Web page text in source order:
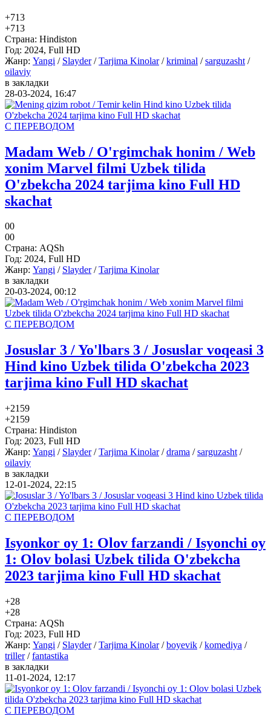
+713
+713
Страна: Hindiston
Год: 2024, Full HD
Жанр: Yangi / Slayder/Tarjima Kinolar/kriminal /sarguzasht /
oilaviy
в закладки
28-03-2024, 16:47
С ПЕРЕВОДОМ
Madam Web / O'rgimchak honim / Web
xonim Marvel filmi Uzbek tilida
O'zbekcha 2024 tarjima kino Full HD
skachat
00
00
Страна: AQSh
Год: 2024, Full HD
Жанр: Yangi / Slayder/Tarjima Kinolar
в закладки
20-03-2024, 00:12
С ПЕРЕВОДОМ
Josuslar 3 / Yo'lbars 3 / Josuslar voqeasi 3
Hind kino Uzbek tilida O'zbekcha 2023
tarjima kino Full HD skachat
+21 59
+21 59
Страна: Hindiston
Год: 2023, Full HD
Жанр: Yangi / Slayder/Tarjima Kinolar/drama /sarguzasht /
oilaviy
в закладки
12-01-2024, 22:15
С ПЕРЕВОДОМ
Isyonkor oy 1: Olov farzandi / Isyonchi oy
1: Olov bolasi Uzbek tilida O'zbekcha
2023 tarjima kino Full HD skachat
+28
+28
Страна: AQSh
Год: 2023, Full HD
Жанр: Yangi / Slayder/Tarjima Kinolar/boyevik /komediya /
triller/fantastika
в закладки
11-01-2024, 12:17
С ПЕРЕВОДОМ